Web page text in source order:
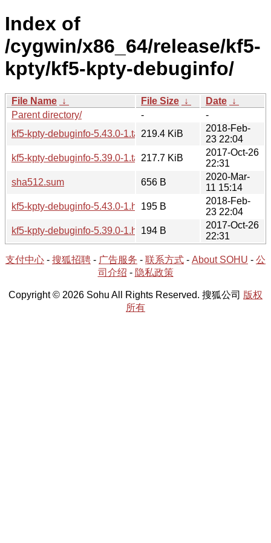
Index of
/cygwin/x86_64/release/kf5-
kpty/kf5-kpty-debuginfo/
File Name ↓ File Size ↓ Date ↓
Parent directory/
-
-
kf5-kpty-debuginfo-5.43.0-1.tar.xz219.4 KiB
2018-Feb-
23 22:04
kf5-kpty-debuginfo-5.39.0-1.tar.xz217.7 KiB
2017-Oct-26
22:31
sha512.sum
656 B
2020-Mar-
11 15:14
kf5-kpty-debuginfo-5.43.0-1.hint195 B
2018-Feb-
23 22:04
kf5-kpty-debuginfo-5.39.0-1.hint194 B
2017-Oct-26
22:31
支付中心 - 搜狐招聘 - 广告服务 - 联系方式 - About SOHU - 公
司介绍 - 隐私政策
Copyright © 2026 Sohu All Rights Reserved. 搜狐公司 版权
所有